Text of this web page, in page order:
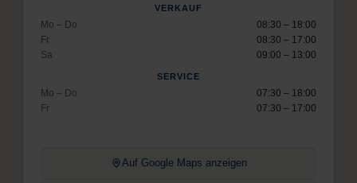
VERKAUF
Mo – Do
08:30 – 18:00
Fr
08:30 – 17:00
Sa
09:00 – 13:00
SERVICE
Mo – Do
07:30 – 18:00
Fr
07:30 – 17:00
Auf Google Maps anzeigen